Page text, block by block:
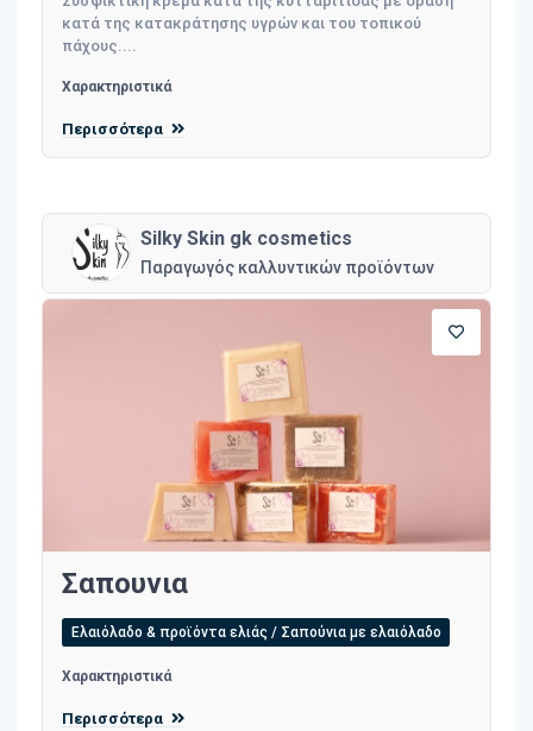
κατά της κατακράτησης υγρών και του τοπικού
πάχους....
Χαρακτηριστικά
Περισσότερα
Silky Skin gk cosmetics
Παραγωγός καλλυντικών προϊόντων
Σαπουνια
Ελαιόλαδο & προϊόντα ελιάς / Σαπούνια με ελαιόλαδο
Χαρακτηριστικά
Περισσότερα